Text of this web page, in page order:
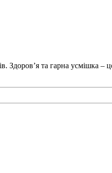
Здоров’я та гарна усмішка –